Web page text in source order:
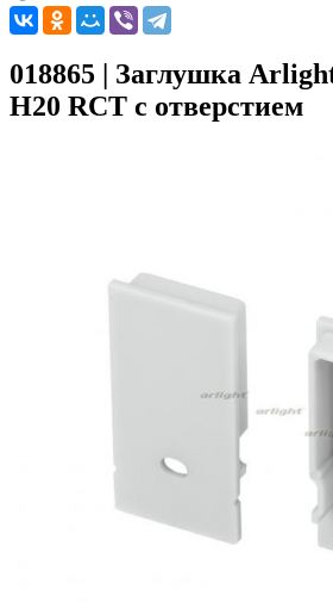
018865 | Заглушка
H20 RCT с отверстием